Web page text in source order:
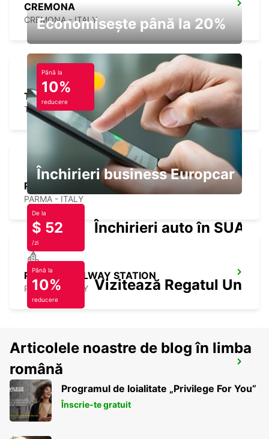
CREMONA
CREMONA - ITALY
TRENTO
TRENTO - ITALY
PARMA
PARMA - ITALY
PADOVA RAILWAY STATION
PADOVA - ITALY
ROVIGO
ROVIGO - ITALY
Economisește până la 20%
Până la
10%
reducere
Închirieri business Europcar
De la
$ 52
/zi
Închirieri auto în SUA
Până la
10%
reducere
Vizitează Regatul Unit
Articolele noastre de blog în limba
română
Programul de loialitate „Privilege For You”
Înscrie-te gratuit